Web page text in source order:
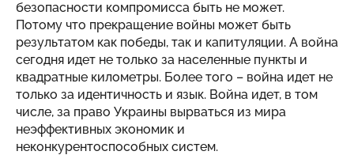
безопасности компромисса быть не может.
Потому что прекращение войны может быть
результатом как победы, так и капитуляции. А война
сегодня идет не только за населенные пункты и
квадратные километры. Более того – война идет не
только за идентичность и язык. Война идет, в том
числе, за право Украины вырваться из мира
неэффективных экономик и
неконкурентоспособных систем.